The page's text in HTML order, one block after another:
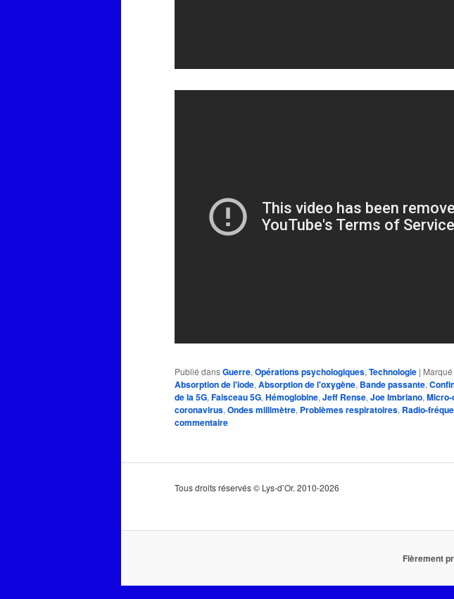
Publié dansGuerre, Opérations psychologiques, Technologie |
Absorption de l'iode, Absorption de l'oxygène, Bande passante,
de la 5G, Faisceau 5G, Hémoglobine, Jeff Rense, Joe Imbriano,
coronavirus, Ondes millimètre, Problèmes respiratoires, Radio-
commentaire
Tous droits réservés © Lys-d’Or. 2010-2026
Fièrement